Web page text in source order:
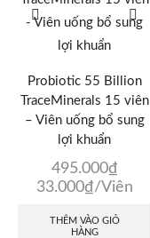
Probiotic 55 Billion
TraceMinerals 15 viên
– Viên uống bổ sung
lợi khuẩn
495.000₫
33.000₫/Viên
THÊM VÀO GIỎ
HÀNG